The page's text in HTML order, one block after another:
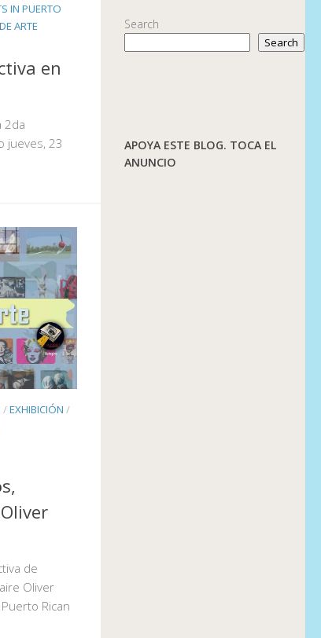
IN PUERTO
ARTE
en
2da
jueves, 23
/EXHIBICIÓN /
de
Oliver
Rican
Search
Search
APOYA ESTE BLOG. TOCA EL
ANUNCIO